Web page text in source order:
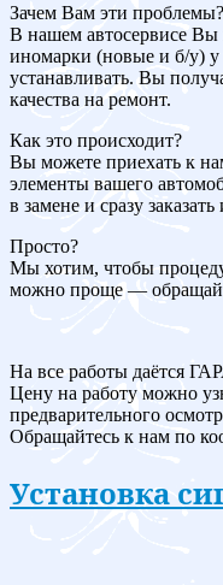
Зачем Вам эти проблемы?
В нашем автосервисе Вы
иномарки (новые и б/у) у
устанавливать. Вы
качества на ремонт.
Как это происходит?
Вы можете приехать к
элементы вашего
в замене и сразу
Просто?
Мы хотим, чтобы
можно проще —
На все работы даётся
Цену на работу можно
предварительного
Обращайтесь к нам по
Установка